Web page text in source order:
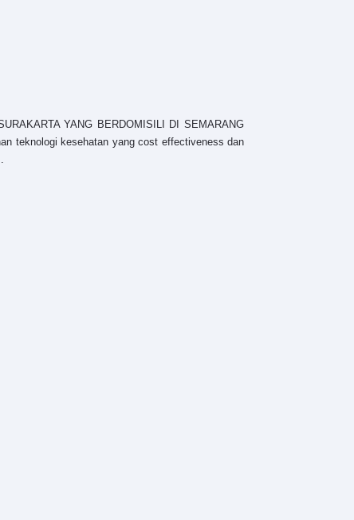
YANG BERDOMISILI DI SEMARANG
teknologi kesehatan yang cost effectiveness dan